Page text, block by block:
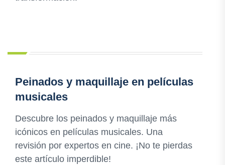
Peinados y maquillaje en películas
musicales
Descubre los peinados y maquillaje más
icónicos en películas musicales. Una
revisión por expertos en cine. ¡No te pierdas
este artículo imperdible!